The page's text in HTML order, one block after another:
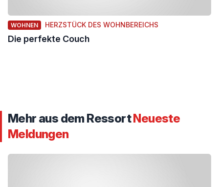
WOHNEN HERZSTÜCK DES WOHNBEREICHS
Die perfekte Couch
Mehr aus dem RessortNeueste
Meldungen